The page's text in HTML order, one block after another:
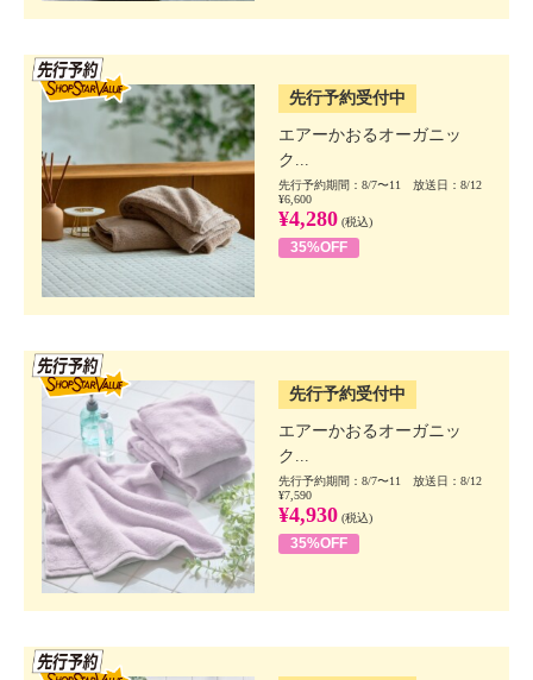
先行予約受付中
エアーかおるオーガニッ
ク...
先行予約期間：8/7〜11 放送日：8/12
¥6,600
¥4,280 (税込)
35%OFF
先行予約受付中
エアーかおるオーガニッ
ク...
先行予約期間：8/7〜11 放送日：8/12
¥7,590
¥4,930 (税込)
35%OFF